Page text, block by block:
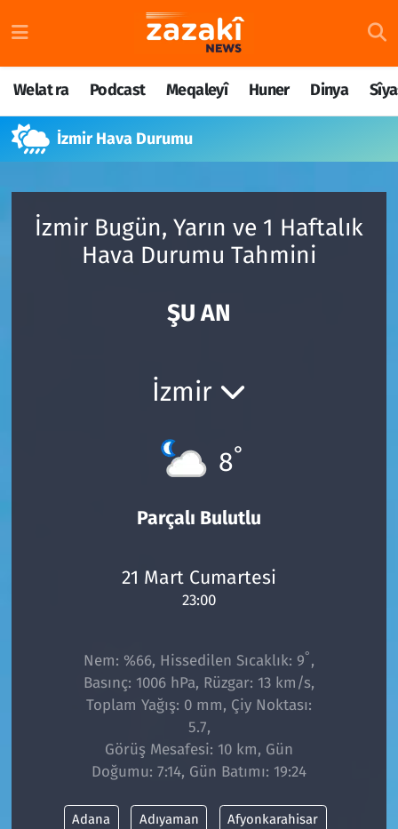
Welat ra Podcast Meqaleyî Huner Dinya
İzmir Hava Durumu
İzmir Bugün, Yarın ve 1 Haftalık
Hava Durumu Tahmini
ŞU AN
İzmir
8°
Parçalı Bulutlu
21 Mart Cumartesi
23:00
Nem: %66, Hissedilen Sıcaklık: 9° ,
Basınç: 1006 hPa, Rüzgar: 13 km/s,
Toplam Yağış: 0 mm, Çiy Noktası:
5.7,
Görüş Mesafesi: 10 km, Gün
Doğumu: 7:14, Gün Batımı: 19:24
Adana Adıyaman Afyonkarahisar
Welat ra
Podcast
Meqaleyî
Dinya
Nöbetçi Eczaneler
Hava Durumu
Namaz Vakitleri
Süper Lig Puan Durumu ve Fikstür